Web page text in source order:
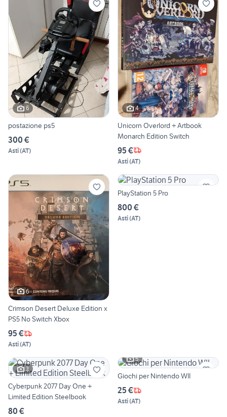
6
postazione ps5
300 €
Asti(AT)
4
Unicorn Overlord + Artbook
Monarch Edition Switch
95 €
Asti(AT)
6
Crimson Desert Deluxe Edition x
PS5 No Switch Xbox
95 €
Asti(AT)
PlayStation 5 Pro
800 €
Asti(AT)
3
Cyberpunk 2077 Day One +
Limited Edition Steelbook
80 €
5
Giochi per Nintendo WII
25 €
Asti(AT)